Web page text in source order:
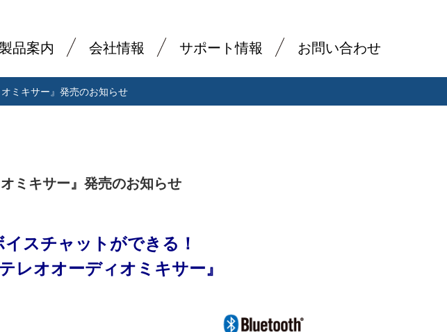
品案内 会社情報 サポート情報 お問い合わせ
ミキサー』発売のお知らせ
ミキサー』発売のお知らせ
スチャットができる！
レオオーディオミキサー』